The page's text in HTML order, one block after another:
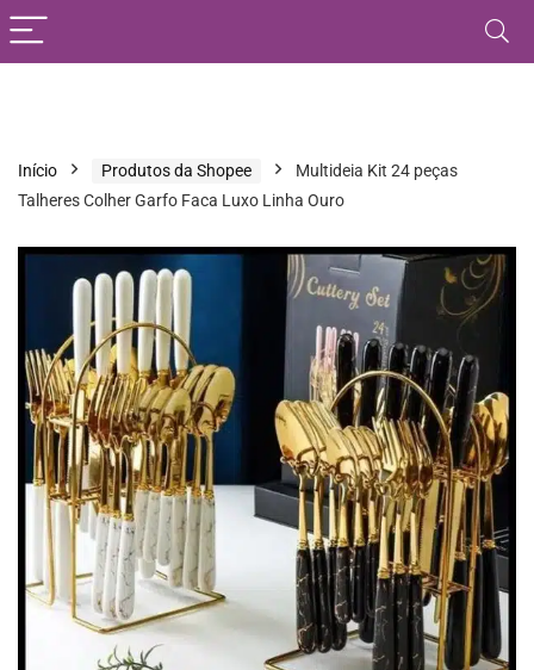
Início Produtos da Shopee
Multideia Kit 24 peças
Talheres Colher Garfo Faca Luxo Linha Ouro